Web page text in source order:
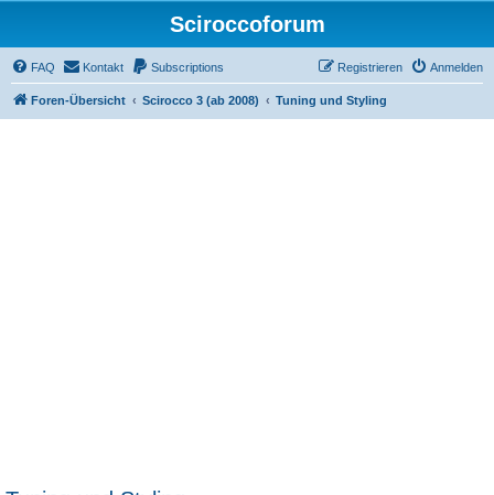
Sciroccoforum
FAQ Kontakt Subscriptions Anmelden
Registrieren
Foren-Übersicht Scirocco 3 (ab 2008) Tuning und Styling